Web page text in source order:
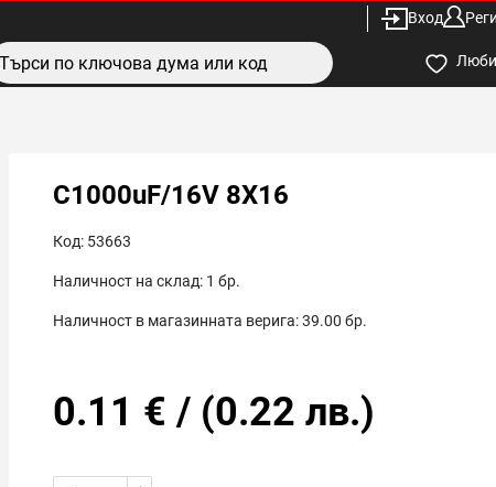
Вход
C1000uF/16V 8X16
Код: 53663
Наличност на склад: 1 бр.
Наличност в магазинната верига:39.00 бр.
0.11 € / (0.22 лв.)